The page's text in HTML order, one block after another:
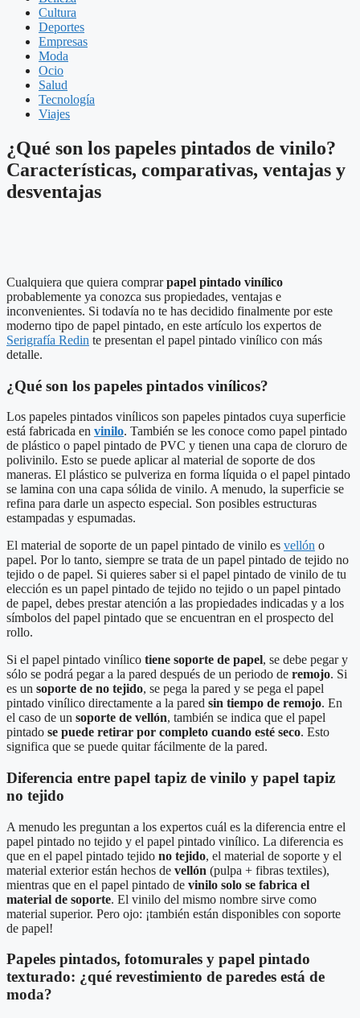
Cultura
Deportes
Empresas
Moda
Ocio
Salud
Tecnología
Viajes
¿Qué son los papeles pintados de vinilo?
Características, comparativas, ventajas y
desventajas
Cualquiera que quiera comprarpapel pintado vinílico
probablemente ya conozca sus propiedades, ventajas e
inconvenientes. Si todavía no te has decidido finalmente por este
moderno tipo de papel pintado, en este artículo los expertos de
Serigrafía Redin te presentan el papel pintado vinílico con más
detalle.
¿Qué son los papeles pintados vinílicos?
Los papeles pintados vinílicos son papeles pintados cuya superficie
está fabricada en vinilo. También se les conoce como papel pintado
de plástico o papel pintado de PVC y tienen una capa de cloruro de
polivinilo. Esto se puede aplicar al material de soporte de dos
maneras. El plástico se pulveriza en forma líquida o el papel pintado
se lamina con una capa sólida de vinilo. A menudo, la superficie se
refina para darle un aspecto especial. Son posibles estructuras
estampadas y espumadas.
El material de soporte de un papel pintado de vinilo es vellón o
papel. Por lo tanto, siempre se trata de un papel pintado de tejido no
tejido o de papel. Si quieres saber si el papel pintado de vinilo de tu
elección es un papel pintado de tejido no tejido o un papel pintado
de papel, debes prestar atención a las propiedades indicadas y a los
símbolos del papel pintado que se encuentran en el prospecto del
rollo.
Si el papel pintado vinílico tiene soporte de papel, se debe pegar y
sólo se podrá pegar a la pared después de un periodo de remojo. Si
es un soporte de no tejido, se pega la pared y se pega el papel
pintado vinílico directamente a la pared sin tiempo de remojo. En
el caso de un soporte de vellón, también se indica que el papel
pintado se puede retirar por completo cuando esté seco. Esto
significa que se puede quitar fácilmente de la pared.
Diferencia entre papel tapiz de vinilo y papel tapiz
no tejido
A menudo les preguntan a los expertos cuál es la diferencia entre el
papel pintado no tejido y el papel pintado vinílico. La diferencia es
que en el papel pintado tejido no tejido, el material de soporte y el
material exterior están hechos de vellón (pulpa + fibras textiles),
mientras que en el papel pintado de vinilo solo se fabrica el
material de soporte. El vinilo del mismo nombre sirve como
material superior. Pero ojo: ¡también están disponibles con soporte
de papel!
Papeles pintados, fotomurales y papel pintado
texturado: ¿qué revestimiento de paredes está de
moda?